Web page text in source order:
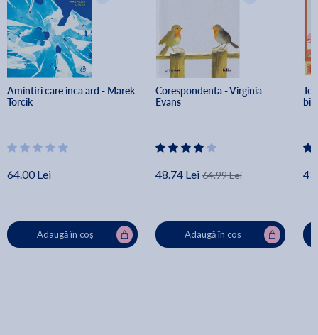
Amintiri care inca ard - Marek
Torcik
64.00 Lei
Adaugă în coș
Corespondenta - Virginia
Evans
48.74 Lei 64.99 Lei
Adaugă în coș